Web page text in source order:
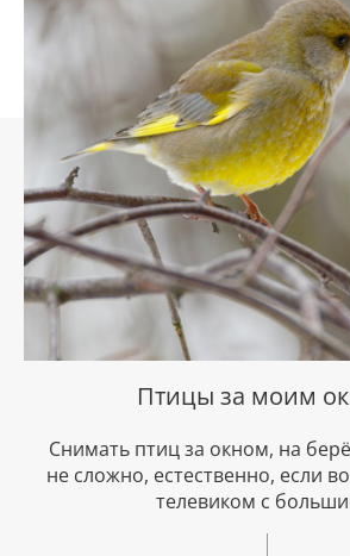
Птицы за моим
Снимать птиц за окном, на
не сложно, естественно, если
телевиком с